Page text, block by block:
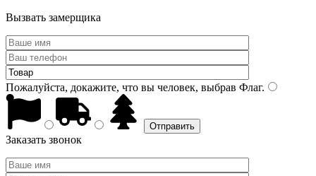
Вызвать замерщика
Пожалуйста, докажите, что вы человек, выбрав Флаг.
Заказать звонок